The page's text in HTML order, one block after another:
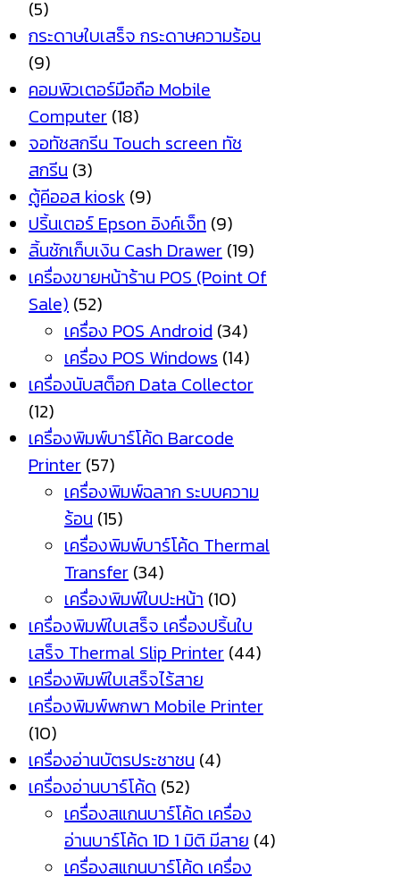
(5)
กระดาษใบเสร็จ กระดาษความร้อน
(9)
คอมพิวเตอร์มือถือ Mobile
Computer (18)
จอทัชสกรีน Touch screen ทัช
สกรีน (3)
ตู้คีออส kiosk (9)
ปริ้นเตอร์ Epson อิงค์เจ็ท (9)
ลิ้นชักเก็บเงิน Cash Drawer (19)
เครื่องขายหน้าร้าน POS (Point Of
Sale) (52)
เครื่อง POS Android (34)
เครื่อง POS Windows (14)
เครื่องนับสต็อก Data Collector
(12)
เครื่องพิมพ์บาร์โค้ด Barcode
Printer (57)
เครื่องพิมพ์ฉลาก ระบบความ
ร้อน (15)
เครื่องพิมพ์บาร์โค้ด Thermal
Transfer (34)
เครื่องพิมพ์ใบปะหน้า (10)
เครื่องพิมพ์ใบเสร็จ เครื่องปริ้นใบ
เสร็จ Thermal Slip Printer (44)
เครื่องพิมพ์ใบเสร็จไร้สาย
เครื่องพิมพ์พกพา Mobile Printer
(10)
เครื่องอ่านบัตรประชาชน (4)
เครื่องอ่านบาร์โค้ด (52)
เครื่องสแกนบาร์โค้ด เครื่อง
อ่านบาร์โค้ด 1D 1 มิติ มีสาย (4)
เครื่องสแกนบาร์โค้ด เครื่อง